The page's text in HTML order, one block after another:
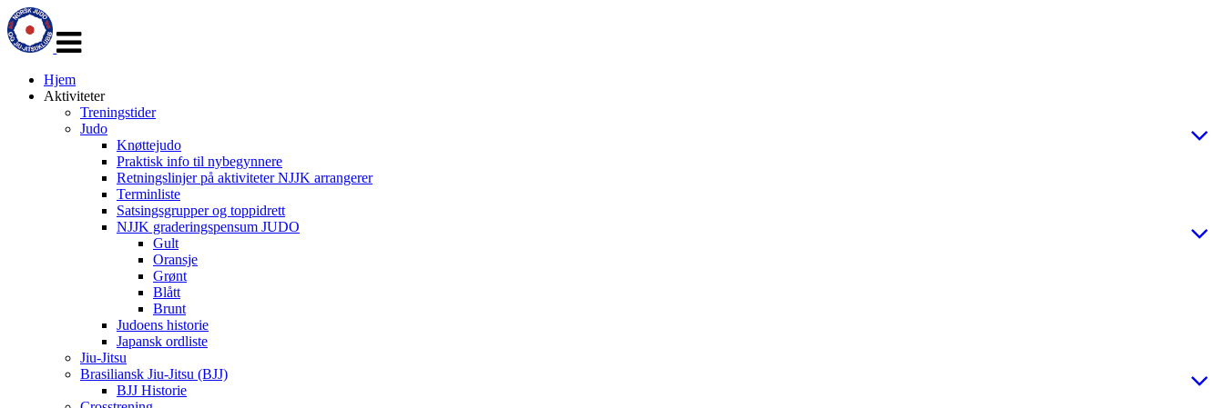
navigasjon
Hjem
Aktiviteter
Treningstider
Judo
Knøttejudo
Praktisk info til nybegynnere
Retningslinjer på aktiviteter NJJK arrangerer
Terminliste
Satsingsgrupper og toppidrett
NJJK graderingspensum JUDO
Gult
Oransje
Grønt
Blått
Brunt
Judoens historie
Japansk ordliste
Jiu-Jitsu
Brasiliansk Jiu-Jitsu (BJJ)
BJJ Historie